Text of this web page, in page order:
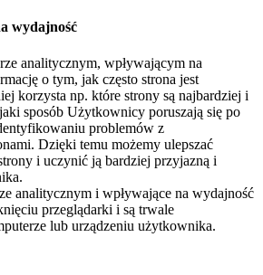
wydajność
analitycznym, wpływającym na
o tym, jak często strona jest
korzysta np. które strony są najbardziej i
sposób Użytkownicy poruszają się po
problemów z
Dzięki temu możemy ulepszać
i uczynić ją bardziej przyjazną i
analitycznym i wpływające na wydajność
przeglądarki i są trwale
lub urządzeniu użytkownika.